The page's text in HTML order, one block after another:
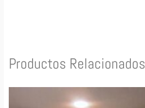
Productos Relacionados